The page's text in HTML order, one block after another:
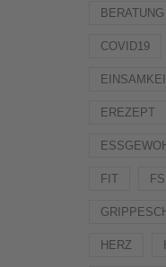
BERATUNG
COVID19
EREZEPT
FIT
HERZ